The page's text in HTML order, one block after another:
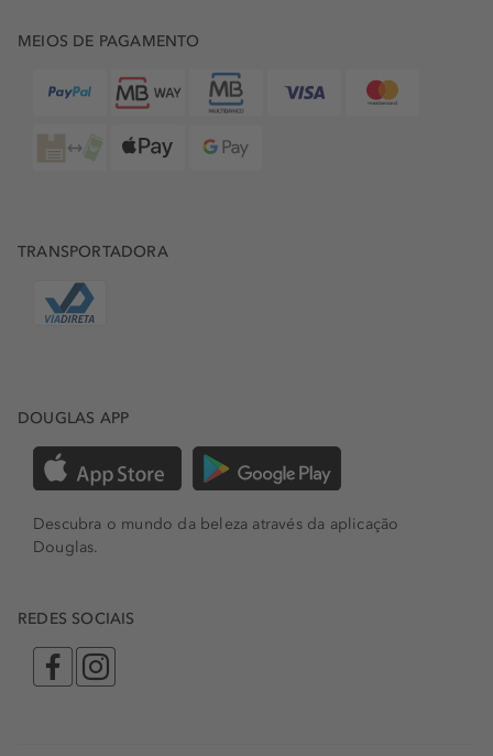
MEIOS DE PAGAMENTO
TRANSPORTADORA
DOUGLAS APP
Descubra o mundo da beleza através da aplicação
Douglas.
REDES SOCIAIS